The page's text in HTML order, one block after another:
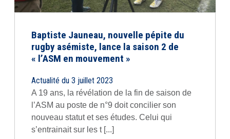
Baptiste Jauneau, nouvelle pépite du
rugby asémiste, lance la saison 2 de
« l’ASM en mouvement »
Actualité du 3 juillet 2023
A 19 ans, la révélation de la fin de saison de
l’ASM au poste de n°9 doit concilier son
nouveau statut et ses études. Celui qui
s’entrainait sur les t [...]